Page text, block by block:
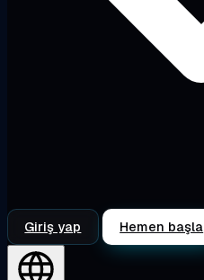
Giriş yap Hemen başla